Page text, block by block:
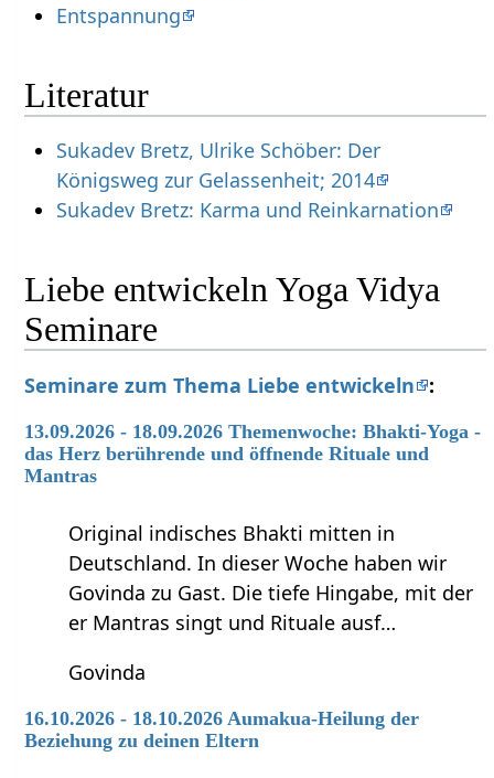
Entspannung
Literatur
Sukadev Bretz, Ulrike Schöber: Der
Königsweg zur Gelassenheit; 2014
Sukadev Bretz: Karma und Reinkarnation
Liebe entwickeln Yoga Vidya
Seminare
Seminare zum Thema Liebe entwickeln :
13.09.2026 - 18.09.2026 Themenwoche: Bhakti-Yoga -
das Herz berührende und öffnende Rituale und
Mantras
Original indisches Bhakti mitten in
Deutschland. In dieser Woche haben wir
Govinda zu Gast. Die tiefe Hingabe, mit der
er Mantras singt und Rituale ausf…
Govinda
16.10.2026 - 18.10.2026 Aumakua-Heilung der
Beziehung zu deinen Eltern